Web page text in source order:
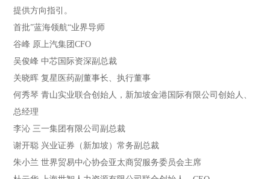
提供方向指引。
首批”蓝海领航“业界导师
谷峰 原上汽集团CFO
吴俊峰 中芯国际资深副总裁
关晓晖 复星医药副董事长、执行董事
何秀琴 青山实业联合创始人，新加坡金港国际有限公司创始人、
总经理
李沁 三一集团有限公司副总裁
谢开聪 兴业证券（新加坡）常务副总裁
朱小兰 世界贸易中心协会亚太商贸服务委员会主席